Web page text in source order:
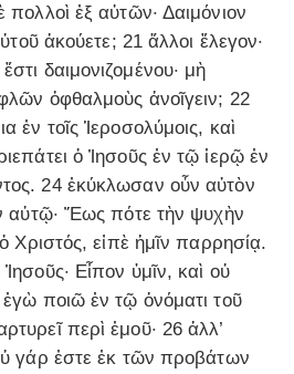
πολλοὶ ἐξ αὐτῶν· Δαιμόνιον
ἀκούετε; 21 ἄλλοι ἔλεγον·
δαιμονιζομένου· μὴ
ὀφθαλμοὺς ἀνοῖγειν; 22
ἐν τοῖς Ἱεροσολύμοις, καὶ
ὁ Ἰησοῦς ἐν τῷ ἱερῷ ἐν
24 ἐκύκλωσαν οὖν αὐτὸν
αὐτῷ· Ἕως πότε τὴν ψυχὴν
Χριστός, εἰπὲ ἡμῖν παρρησίᾳ.
Εἶπον ὑμῖν, καὶ οὐ
ἐγὼ ποιῶ ἐν τῷ ὀνόματι τοῦ
περὶ ἐμοῦ· 26 ἀλλ’
γάρ ἐστε ἐκ τῶν προβάτων